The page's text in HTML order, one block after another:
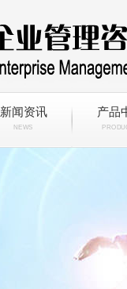
新闻资讯
NEWS
产品